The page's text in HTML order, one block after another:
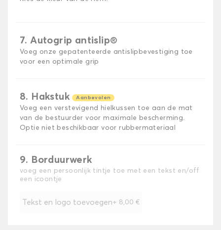
7. Autogrip antislip®
Voeg onze gepatenteerde antislipbevestiging toe
voor een optimale grip
8. Hakstuk Aanbevolen
Voeg een verstevigend hielkussen toe aan de mat
van de bestuurder voor maximale bescherming.
Optie niet beschikbaar voor rubbermateriaal
9. Borduurwerk
voeg een persoonlijk tintje toe met een tekst en/off
een icoontje
Tekst en logo toevoegen+ 8,00 €